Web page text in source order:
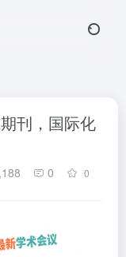
刊，国际化
0 0